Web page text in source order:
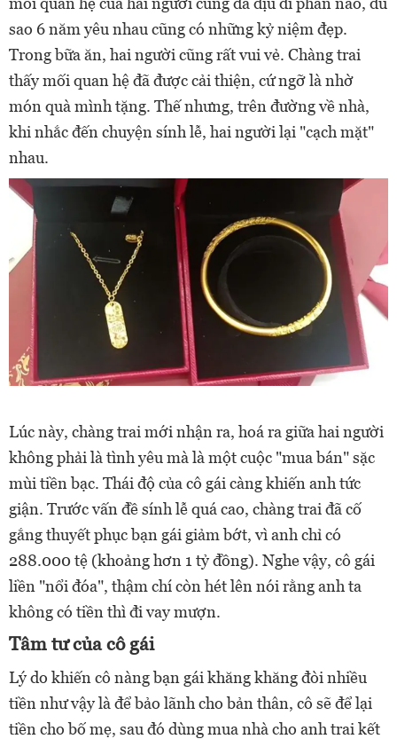
sao 6 năm yêu nhau cũng có những kỷ niệm đẹp.
Trong bữa ăn, hai người cũng rất vui vẻ. Chàng trai
thấy mối quan hệ đã được cải thiện, cứ ngỡ là nhờ
món quà mình tặng. Thế nhưng, trên đường về nhà,
khi nhắc đến chuyện sính lễ, hai người lại "cạch mặt"
nhau.
Lúc này, chàng trai mới nhận ra, hoá ra giữa hai người
không phải là tình yêu mà là một cuộc "mua bán" sặc
mùi tiền bạc. Thái độ của cô gái càng khiến anh tức
giận. Trước vấn đề sính lễ quá cao, chàng trai đã cố
gắng thuyết phục bạn gái giảm bớt, vì anh chỉ có
288.000 tệ (khoảng hơn 1 tỷ đồng). Nghe vậy, cô gái
liền "nổi đóa", thậm chí còn hét lên nói rằng anh ta
không có tiền thì đi vay mượn.
Tâm tư của cô gái
Lý do khiến cô nàng bạn gái khăng khăng đòi nhiều
tiền như vậy là để bảo lãnh cho bản thân, cô sẽ để lại
tiền cho bố mẹ, sau đó dùng mua nhà cho anh trai kết